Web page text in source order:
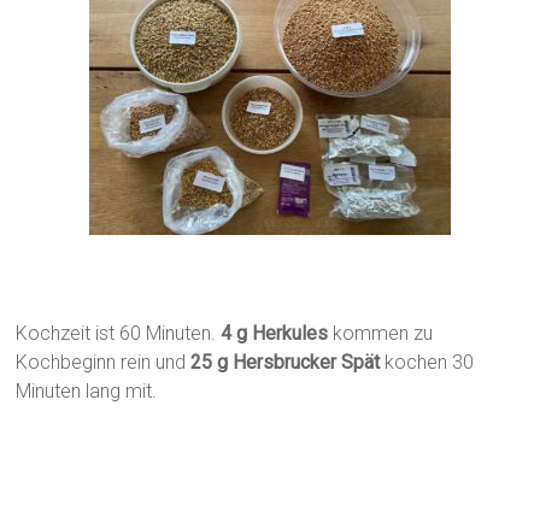
Kochzeit ist 60 Minuten.4 g Herkules kommen zu
Kochbeginn rein und25 g Hersbrucker Spätkochen 30
Minuten lang mit.